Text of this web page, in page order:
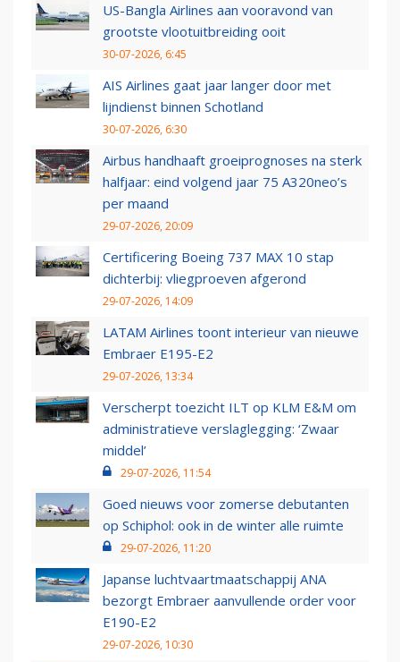
US-Bangla Airlines aan vooravond van
grootste vlootuitbreiding ooit
30-07-2026, 6:45
AIS Airlines gaat jaar langer door met
lijndienst binnen Schotland
30-07-2026, 6:30
Airbus handhaaft groeiprognoses na sterk
halfjaar: eind volgend jaar 75 A320neo’s
per maand
29-07-2026, 20:09
Certificering Boeing 737 MAX 10 stap
dichterbij: vliegproeven afgerond
29-07-2026, 14:09
LATAM Airlines toont interieur van nieuwe
Embraer E195-E2
29-07-2026, 13:34
Verscherpt toezicht ILT op KLM E&M om
administratieve verslaglegging: ‘Zwaar
middel’
29-07-2026, 11:54
Goed nieuws voor zomerse debutanten
op Schiphol: ook in de winter alle ruimte
29-07-2026, 11:20
Japanse luchtvaartmaatschappij ANA
bezorgt Embraer aanvullende order voor
E190-E2
29-07-2026, 10:30